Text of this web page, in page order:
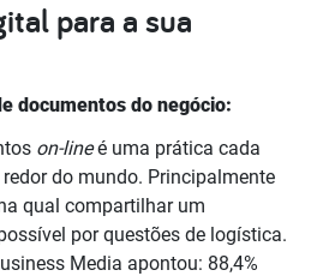
para a sua
documentos do negócio:
on-lineé uma prática cada
do mundo. Principalmente
qual compartilhar um
por questões de logística.
Media apontou: 88,4%